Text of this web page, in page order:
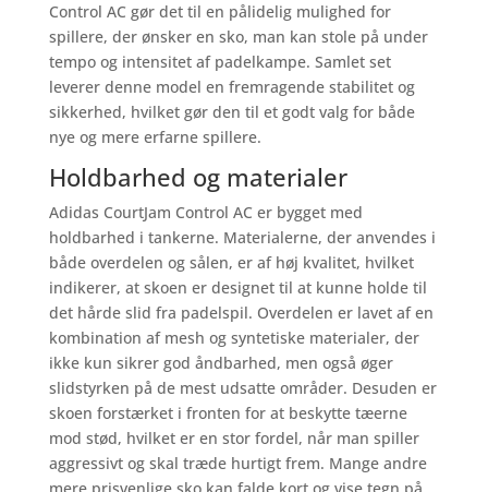
Control AC gør det til en pålidelig mulighed for
spillere, der ønsker en sko, man kan stole på under
tempo og intensitet af padelkampe. Samlet set
leverer denne model en fremragende stabilitet og
sikkerhed, hvilket gør den til et godt valg for både
nye og mere erfarne spillere.
Holdbarhed og materialer
Adidas CourtJam Control AC er bygget med
holdbarhed i tankerne. Materialerne, der anvendes i
både overdelen og sålen, er af høj kvalitet, hvilket
indikerer, at skoen er designet til at kunne holde til
det hårde slid fra padelspil. Overdelen er lavet af en
kombination af mesh og syntetiske materialer, der
ikke kun sikrer god åndbarhed, men også øger
slidstyrken på de mest udsatte områder. Desuden er
skoen forstærket i fronten for at beskytte tæerne
mod stød, hvilket er en stor fordel, når man spiller
aggressivt og skal træde hurtigt frem. Mange andre